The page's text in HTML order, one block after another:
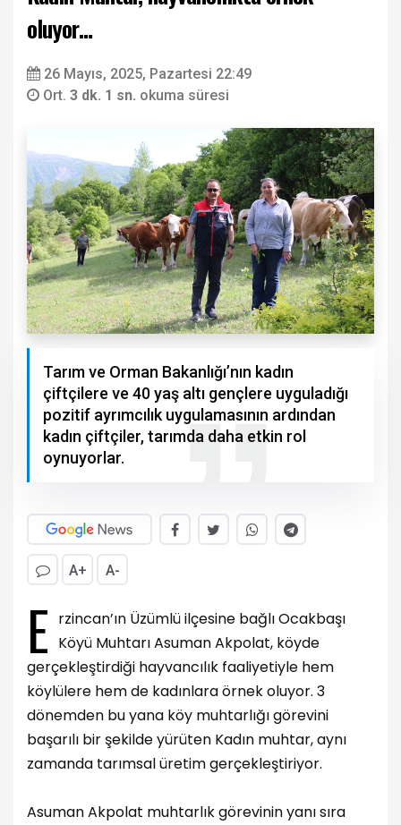
oluyor…
26 Mayıs, 2025, Pazartesi 22:49
Ort. 3 dk. 1 sn. okuma süresi
Tarım ve Orman Bakanlığı’nın kadın
çiftçilere ve 40 yaş altı gençlere uyguladığı
pozitif ayrımcılık uygulamasının ardından
kadın çiftçiler, tarımda daha etkin rol
oynuyorlar.
A+ A-
E rzincan’ın Üzümlü ilçesine bağlı Ocakbaşı
Köyü Muhtarı Asuman Akpolat, köyde
gerçekleştirdiği hayvancılık faaliyetiyle hem
köylülere hem de kadınlara örnek oluyor. 3
dönemden bu yana köy muhtarlığı görevini
başarılı bir şekilde yürüten Kadın muhtar, aynı
zamanda tarımsal üretim gerçekleştiriyor.
Asuman Akpolat muhtarlık görevinin yanı sıra